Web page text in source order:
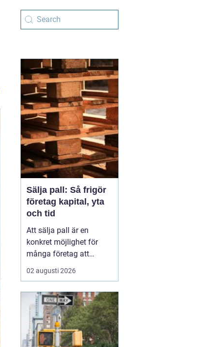
Sälja pall: Så frigör
företag kapital, yta
och tid
Att sälja pall är en
konkret möjlighet för
många företag att
frigöra både kapital och
lagerutrymme. När
på gården binder de
pengar, skapar oreda
och kan t...
02 augusti 2026